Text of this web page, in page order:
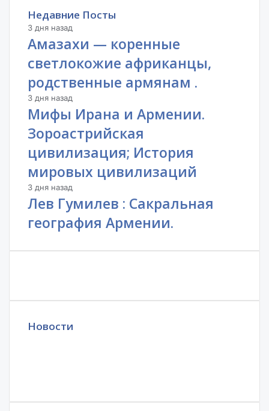
Недавние Посты
3 дня назад
Амазахи — коренные
светлокожие африканцы,
родственные армянам .
3 дня назад
Мифы Ирана и Армении.
Зороастрийская
цивилизация; История
мировых цивилизаций
3 дня назад
Лев Гумилев : Сакральная
география Армении.
Новости